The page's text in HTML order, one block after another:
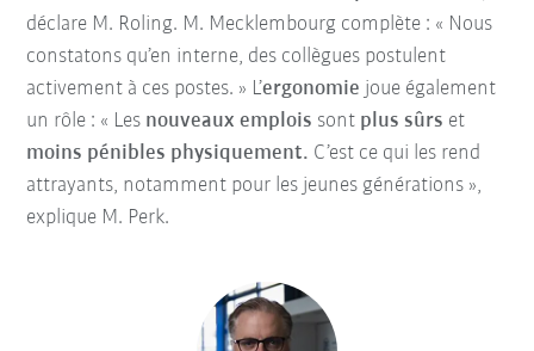
déclare M. Roling. M. Mecklembourg complète : « Nous
constatons qu’en interne, des collègues postulent
activement à ces postes. » L’ergonomie joue également
un rôle : « Les nouveaux emplois sont plus sûrs et
moins pénibles physiquement. C’est ce qui les rend
attrayants, notamment pour les jeunes générations »,
explique M. Perk.